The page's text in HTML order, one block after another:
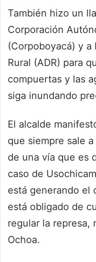
También hizo un
Corporación
(Corpoboyacá) y a
Rural (ADR) para
compuertas y las
siga inundando
El alcalde
que siempre sale
de una vía que es
caso de
está generando el
está obligado de
regular la represa,
Ochoa.